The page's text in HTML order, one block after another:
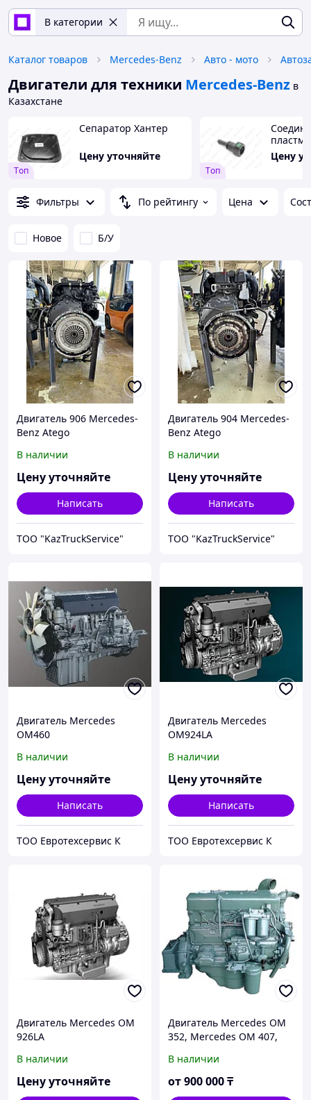
В категории
Каталог товаров Mercedes-Benz Авто - мото
Двигатели для техники Mercedes-Benz в
Казахстане
Tоп
Сепаратор Хантер
Цену уточняйте
Tоп
3163
прямой
Цену
Фильтры По рейтингу Цена
Новое Б/У
Двигатель 906 Mercedes-
Benz Atego
В наличии
Цену уточняйте
Написать
ТОО "KazTruckService"
Двигатель 904 Mercedes-
Benz Atego
В наличии
Цену уточняйте
Написать
ТОО "KazTruckService"
Двигатель Mercedes
OM460
В наличии
Цену уточняйте
Написать
ТОО Евротехсервис К
Двигатель Mercedes
OM924LA
В наличии
Цену уточняйте
Написать
ТОО Евротехсервис К
Двигатель Mercedes OM
926LA
В наличии
Цену уточняйте
Двигатель Mercedes OM
352, Mercedes OM 407,
Mercedes OM 447,
Mercedes OM 401,
В наличии
от900 000₸